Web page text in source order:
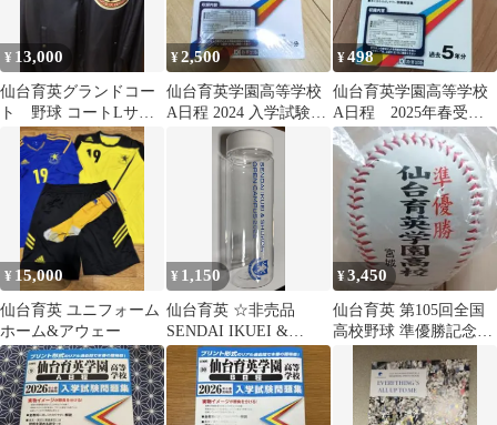
¥ 13,000
仙台育英グランドコー
ト 野球 コートLサイ
¥2,500
仙台育英学園高等学校
A日程 2024 入学試験問
¥498
仙台育英学園高等学校
A日程 2025年春受験
用 入学試験問題集
¥ 15,000
仙台育英 ユニフォーム
ホーム&アウェー
¥ 1,150
仙台育英 ☆非売品
SENDAI IKUEI &
SHUKOH ボトル 500ml
¥3,450
仙台育英 第105回全国
高校野球 準優勝記念ボ